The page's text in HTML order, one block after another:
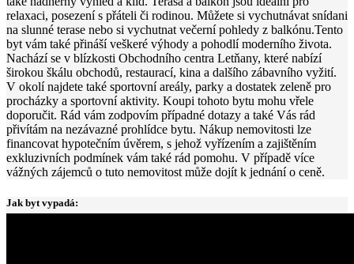
relaxaci, posezení s přáteli či rodinou. Můžete si vychutnávat snídani
na slunné terase nebo si vychutnat večerní pohledy z balkónu.Tento
byt vám také přináší veškeré výhody a pohodlí moderního života.
Nachází se v blízkosti Obchodního centra Letňany, které nabízí
širokou škálu obchodů, restaurací, kina a dalšího zábavního vyžití.
V okolí najdete také sportovní areály, parky a dostatek zeleně pro
procházky a sportovní aktivity. Koupi tohoto bytu mohu vřele
doporučit. Rád vám zodpovím případné dotazy a také Vás rád
přivítám na nezávazné prohlídce bytu. Nákup nemovitosti lze
financovat hypotečním úvěrem, s jehož vyřízením a zajištěním
exkluzivních podmínek vám také rád pomohu. V případě více
vážných zájemců o tuto nemovitost může dojít k jednání o ceně.
Jak byt vypadá: